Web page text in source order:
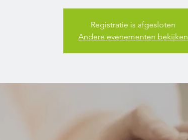
Registratie is afgesloten
Andere evenementen bekijken